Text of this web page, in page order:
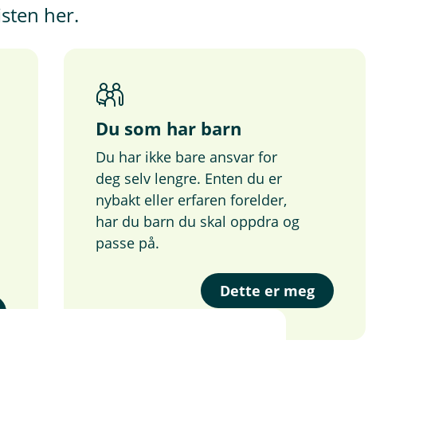
her.
Du som har barn
Du har ikke bare ansvar for
deg selv lengre. Enten du er
nybakt eller erfaren forelder,
har du barn du skal oppdra og
passe på.
Dette er meg